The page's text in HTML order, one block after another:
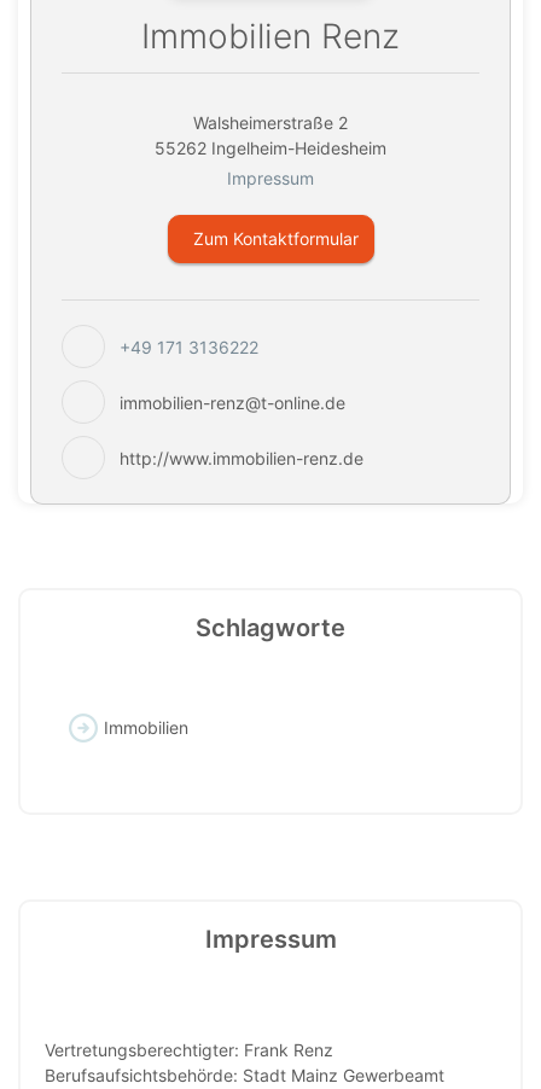
Immobilien Renz
Walsheimerstraße 2
55262 Ingelheim-Heidesheim
Impressum
Zum Kontaktformular
+49 171 3136222
immobilien-renz@t-online.de
http://www.immobilien-renz.de
Schlagworte
Immobilien
Impressum
Vertretungsberechtigter: Frank Renz
Berufsaufsichtsbehörde: Stadt Mainz Gewerbeamt